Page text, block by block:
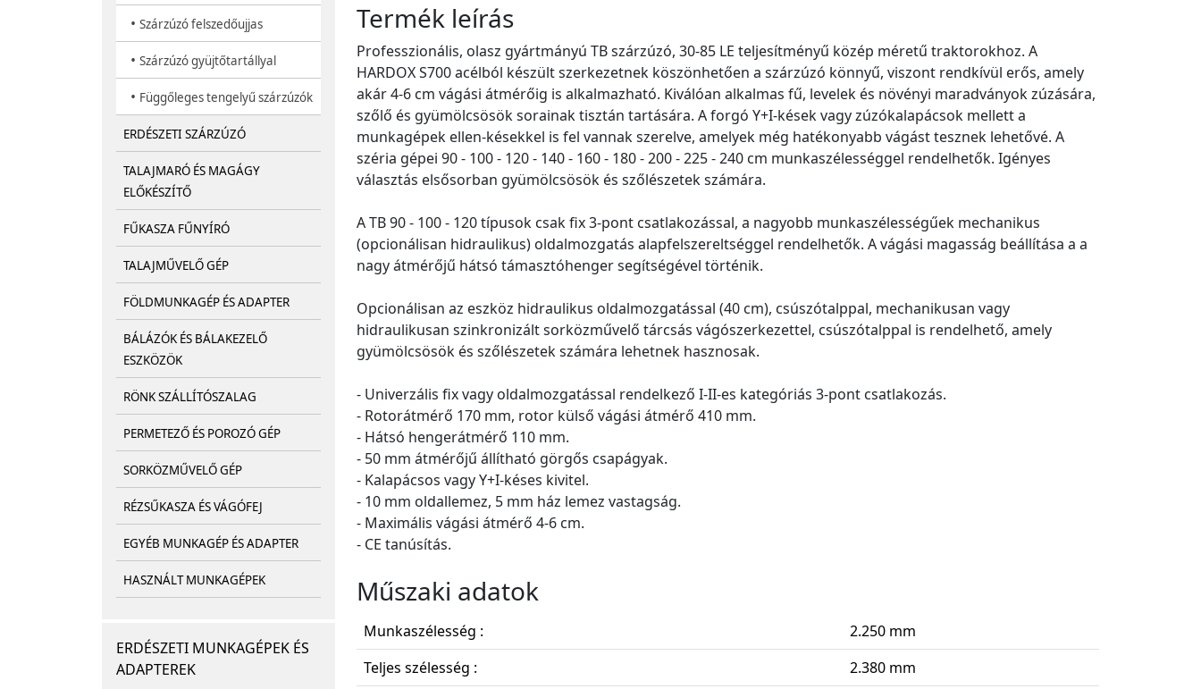
• Szárzúzó felszedőujjas
• Szárzúzó gyüjtőtartállyal
• Függőleges tengelyű szárzúzók
ERDÉSZETI SZÁRZÚZÓ
TALAJMARÓ ÉS MAGÁGY
ELŐKÉSZÍTŐ
FŰKASZA FŰNYÍRÓ
TALAJMŰVELŐ GÉP
FÖLDMUNKAGÉP ÉS ADAPTER
BÁLÁZÓK ÉS BÁLAKEZELŐ
ESZKÖZÖK
RÖNK SZÁLLÍTÓSZALAG
PERMETEZŐ ÉS POROZÓ GÉP
SORKÖZMŰVELŐ GÉP
RÉZSŰKASZA ÉS VÁGÓFEJ
EGYÉB MUNKAGÉP ÉS ADAPTER
HASZNÁLT MUNKAGÉPEK
ERDÉSZETI MUNKAGÉPEK ÉS
ADAPTEREK
Termék leírás
Professzionális, olasz gyártmányú TB szárzúzó, 30-85 LE teljesítményű közép méretű traktorokhoz. A
HARDOX S700 acélból készült szerkezetnek köszönhetően a szárzúzó könnyű, viszont rendkívül erős, amely
akár 4-6 cm vágási átmérőig is alkalmazható. Kiválóan alkalmas fű, levelek és növényi maradványok zúzására,
szőlő és gyümölcsösök sorainak tisztán tartására. A forgó Y+I-kések vagy zúzókalapácsok mellett a
munkagépek ellen-késekkel is fel vannak szerelve, amelyek még hatékonyabb vágást tesznek lehetővé. A
széria gépei 90 - 100 - 120 - 140 - 160 - 180 - 200 - 225 - 240 cm munkaszélességgel rendelhetők. Igényes
választás elsősorban gyümölcsösök és szőlészetek számára.
A TB 90 - 100 - 120 típusok csak fix 3-pont csatlakozással, a nagyobb munkaszélességűek mechanikus
(opcionálisan hidraulikus) oldalmozgatás alapfelszereltséggel rendelhetők. A vágási magasság beállítása a a
nagy átmérőjű hátsó támasztóhenger segítségével történik.
Opcionálisan az eszköz hidraulikus oldalmozgatással (40 cm), csúszótalppal, mechanikusan vagy
hidraulikusan szinkronizált sorközművelő tárcsás vágószerkezettel, csúszótalppal is rendelhető, amely
gyümölcsösök és szőlészetek számára lehetnek hasznosak.
- Univerzális fix vagy oldalmozgatással rendelkező I-II-es kategóriás 3-pont csatlakozás.
- Rotorátmérő 170 mm, rotor külső vágási átmérő 410 mm.
- Hátsó hengerátmérő 110 mm.
- 50 mm átmérőjű állítható görgős csapágyak.
- Kalapácsos vagy Y+I-késes kivitel.
- 10 mm oldallemez, 5 mm ház lemez vastagság.
- Maximális vágási átmérő 4-6 cm.
- CE tanúsítás.
Műszaki adatok
Munkaszélesség :
2.250 mm
Teljes szélesség :
2.380 mm